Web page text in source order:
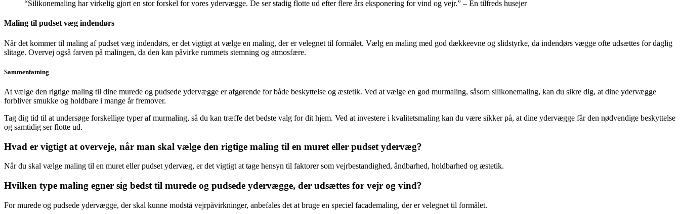
“Silikonemaling har virkelig gjort en stor forskel for vores ydervægge. De ser stadig flotte ud efter flere års eksponering for vind og vejr.” – En tilfreds husejer
Maling til pudset væg indendørs
Når det kommer til maling af pudset væg indendørs, er det vigtigt at vælge en maling, der er velegnet til formålet. Vælg en maling med god dækkeevne og slidstyrke, da indendørs vægge ofte udsættes for daglig
slitage. Overvej også farven på malingen, da den kan påvirke rummets stemning og atmosfære.
Sammenfatning
At vælge den rigtige maling til dine murede og pudsede ydervægge er afgørende for både beskyttelse og æstetik. Ved at vælge en god murmaling, såsom silikonemaling, kan du sikre dig, at dine ydervægge
forbliver smukke og holdbare i mange år fremover.
Tag dig tid til at undersøge forskellige typer af murmaling, så du kan træffe det bedste valg for dit hjem. Ved at investere i kvalitetsmaling kan du være sikker på, at dine ydervægge får den nødvendige beskyttelse
og samtidig ser flotte ud.
Hvad er vigtigt at overveje, når man skal vælge den rigtige maling til en muret eller pudset ydervæg?
Når du skal vælge maling til en muret eller pudset ydervæg, er det vigtigt at tage hensyn til faktorer som vejrbestandighed, åndbarhed, holdbarhed og æstetik.
Hvilken type maling egner sig bedst til murede og pudsede ydervægge, der udsættes for vejr og vind?
For murede og pudsede ydervægge, der skal kunne modstå vejrpåvirkninger, anbefales det at bruge en speciel facademaling, der er velegnet til formålet.